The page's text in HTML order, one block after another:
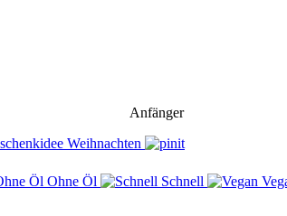
Anfänger
Ohne Öl Schnell